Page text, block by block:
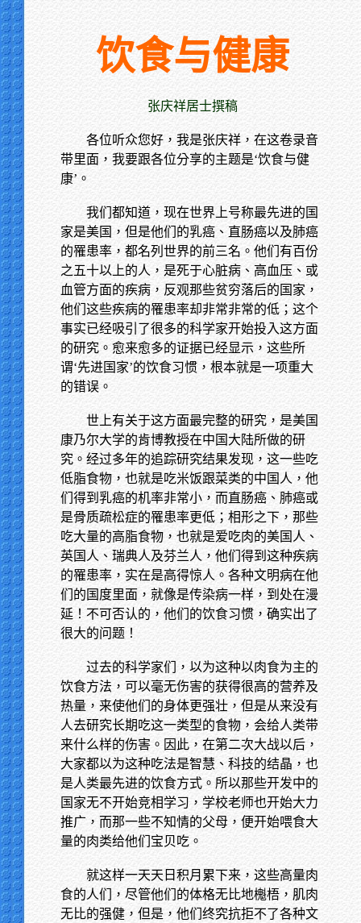
饮食与健康
张庆祥居士撰稿
各位听众您好，我是张庆祥，在这卷录音
带里面，我要跟各位分享的主题是‘饮食与健
康’。
我们都知道，现在世界上号称最先进的国
家是美国，但是他们的乳癌、直肠癌以及肺癌
的罹患率，都名列世界的前三名。他们有百份
之五十以上的人，是死于心脏病、高血压、或
血管方面的疾病，反观那些贫穷落后的国家，
他们这些疾病的罹患率却非常非常的低；这个
事实已经吸引了很多的科学家开始投入这方面
的研究。愈来愈多的证据已经显示，这些所
谓‘先进国家’的饮食习惯，根本就是一项重大
的错误。
世上有关于这方面最完整的研究，是美国
康乃尔大学的肯博教授在中国大陆所做的研
究。经过多年的追踪研究结果发现，这一些吃
低脂食物，也就是吃米饭跟菜类的中国人，他
们得到乳癌的机率非常小，而直肠癌、肺癌或
是骨质疏松症的罹患率更低；相形之下，那些
吃大量的高脂食物，也就是爱吃肉的美国人、
英国人、瑞典人及芬兰人，他们得到这种疾病
的罹患率，实在是高得惊人。各种文明病在他
们的国度里面，就像是传染病一样，到处在漫
延！不可否认的，他们的饮食习惯，确实出了
很大的问题！
过去的科学家们，以为这种以肉食为主的
饮食方法，可以毫无伤害的获得很高的营养及
热量，来使他们的身体更强壮，但是从来没有
人去研究长期吃这一类型的食物，会给人类带
来什么样的伤害。因此，在第二次大战以后，
大家都以为这种吃法是智慧、科技的结晶，也
是人类最先进的饮食方式。所以那些开发中的
国家无不开始竞相学习，学校老师也开始大力
推广，而那一些不知情的父母，便开始喂食大
量的肉类给他们宝贝吃。
就这样一天天日积月累下来，这些高量肉
食的人们，尽管他们的体格无比地櫆梧，肌肉
无比的强健，但是，他们终究抗拒不了各种文